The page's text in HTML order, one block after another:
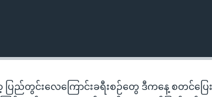
ာ့ ပြည်တွင်းလေကြောင်းခရီးစဉ်တွေ ဒီကနေ့ စတင်ပြေး